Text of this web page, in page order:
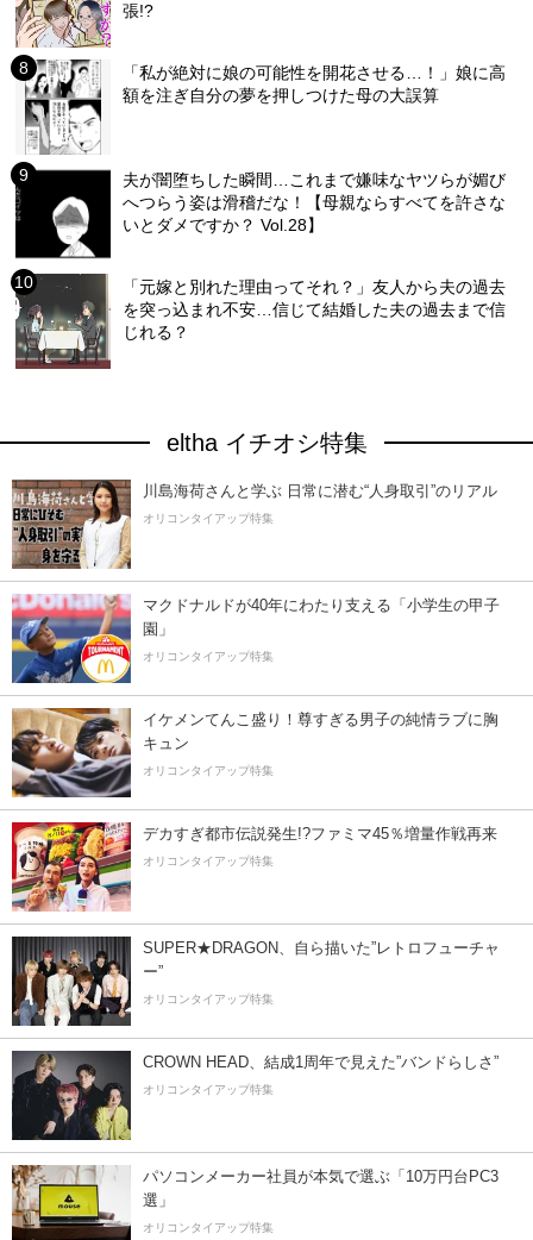
張!?
「私が絶対に娘の可能性を開花させる…！」娘に高
額を注ぎ自分の夢を押しつけた母の大誤算
夫が闇堕ちした瞬間…これまで嫌味なヤツらが媚び
へつらう姿は滑稽だな！【母親ならすべてを許さな
いとダメですか？ Vol.28】
「元嫁と別れた理由ってそれ？」友人から夫の過去
を突っ込まれ不安…信じて結婚した夫の過去まで信
じれる？
eltha イチオシ特集
川島海荷さんと学ぶ 日常に潜む“人身取引”のリアル
オリコンタイアップ特集
マクドナルドが40年にわたり支える「小学生の甲子
園」
オリコンタイアップ特集
イケメンてんこ盛り！尊すぎる男子の純情ラブに胸
キュン
オリコンタイアップ特集
デカすぎ都市伝説発生!?ファミマ45％増量作戦再来
オリコンタイアップ特集
SUPER★DRAGON、自ら描いた”レトロフューチャ
ー”
オリコンタイアップ特集
CROWN HEAD、結成1周年で見えた”バンドらしさ”
オリコンタイアップ特集
パソコンメーカー社員が本気で選ぶ「10万円台PC3
選」
オリコンタイアップ特集